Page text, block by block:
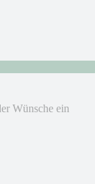
Wünsche ein